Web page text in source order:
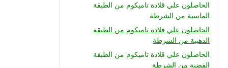
الحاصلون علي قلادة تاميكوم من الطبقة
الماسية من الشرطة
الحاصلون علي قلادة تاميكوم من الطبقة
الذهبية من الشرطة
الحاصلون علي قلادة تاميكوم من الطبقة
الفضية من الشرطة